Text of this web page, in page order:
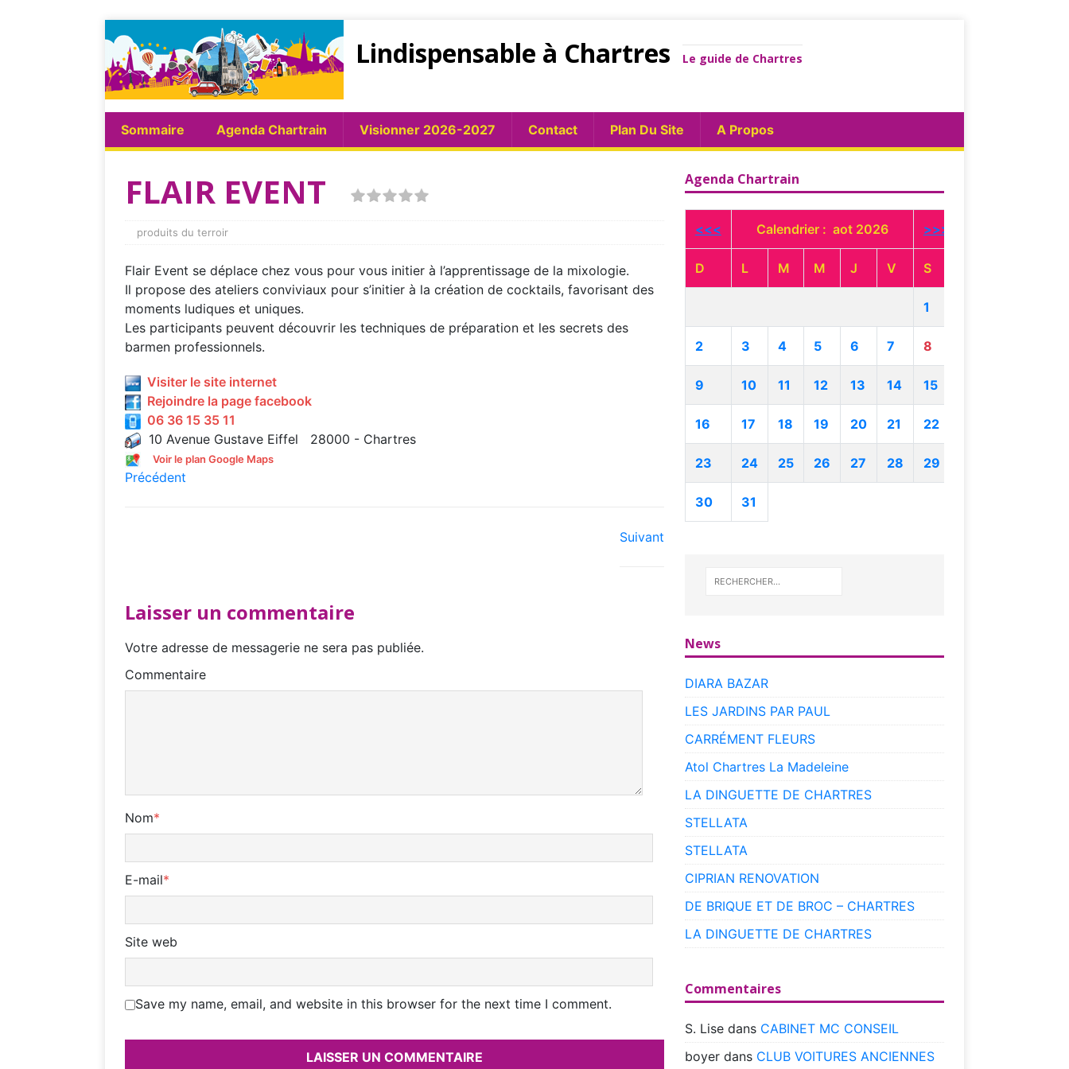
Lindispensable à Chartres Le guide de Chartres
Sommaire Agenda Chartrain Visionner 2026-2027 Contact Plan Du Site A Propos
FLAIR EVENT
produits du terroir
Flair Event se déplace chez vous pour vous initier à l’apprentissage de la mixologie.
Il propose des ateliers conviviaux pour s’initier à la création de cocktails, favorisant des
moments ludiques et uniques.
Les participants peuvent découvrir les techniques de préparation et les secrets des
barmen professionnels.
Visiter le site internet
Rejoindre la page facebook
06 36 15 35 11
10 Avenue Gustave Eiffel 28000 - Chartres
Voir le plan Google Maps
Précédent
Suivant
Laisser un commentaire
Votre adresse de messagerie ne sera pas publiée.
Commentaire
Nom*
E-mail*
Site web
Save my name, email, and website in this browser for the next time I comment.
Agenda Chartrain
<<< Calendrier : aot 2026 >>>
D L M M J V S
1
2 3 4 5 6 7 8
9 10 11 12 13 14 15
16 17 18 19 20 21 22
23 24 25 26 27 28 29
30 31
News
DIARA BAZAR
LES JARDINS PAR PAUL
CARRÉMENT FLEURS
Atol Chartres La Madeleine
LA DINGUETTE DE CHARTRES
STELLATA
STELLATA
CIPRIAN RENOVATION
DE BRIQUE ET DE BROC – CHARTRES
LA DINGUETTE DE CHARTRES
Commentaires
S. Lisedans CABINET MC CONSEIL
boyerdans CLUB VOITURES ANCIENNES